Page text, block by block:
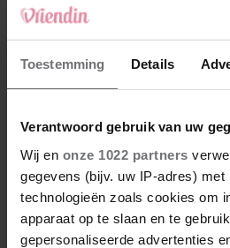
Toestemming Details
Verantwoord gebruik van uw
Wij en onze 1022 partners
gegevens (bijv. uw IP-adres) met
technologieën zoals cookies om
apparaat op te slaan en te
gepersonaliseerde advertenties